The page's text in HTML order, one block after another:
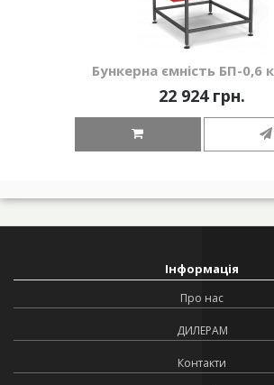
Бункерна ємність БП-0,6
22 924 грн.
Інформація
Про нас
ДИЛЕРАМ
Контакти